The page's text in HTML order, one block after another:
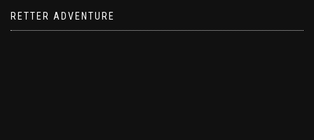
RETTER ADVENTURE